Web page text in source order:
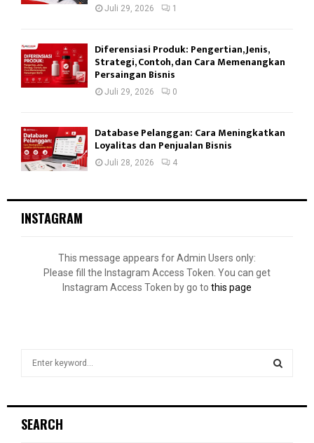
Juli 29, 2026 1
Diferensiasi Produk: Pengertian, Jenis,
Strategi, Contoh, dan Cara Memenangkan
Persaingan Bisnis
Juli 29, 2026 0
Database Pelanggan: Cara Meningkatkan
Loyalitas dan Penjualan Bisnis
Juli 28, 2026 4
INSTAGRAM
This message appears for Admin Users only:
Please fill the Instagram Access Token. You can get
Instagram Access Token by go to this page
h
SEARCH